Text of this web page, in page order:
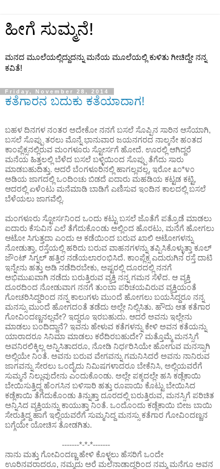
ಹೀಗೆ ಸುಮ್ಮನೆ!
ಮನದ ಮೂಲೆಯಲ್ಲಿದ್ದುದನ್ನು ಮನೆಯ ಮೂಲೆಯಲ್ಲಿ ಕುಳಿತು ಗೀಚಿದ್ದೇ ನನ್ನ
ಕವಿತೆ!
Friday, November 28, 2014
ಕತೆಗಾರನ ಬದುಕು ಕತೆಯಾದಾಗ!
ಬಹಳ ದಿನಗಳ ನಂತರ ಅದೇಕೋ ನನಗೆ ಬಸಲೆ ಸೊಪ್ಪಿನ ಸಾರಿನ ಆಸೆಯಾಗಿ,
ಬಸಲೆ ಸೊಪ್ಪು ತರಲು ಮೊನ್ನೆ ಭಾನುವಾರ ಜಯನಗರದ ನಾಲ್ಕನೇ ಹಂತದ
ಕಾಂಪ್ಲೆಕ್ಸನಲ್ಲಿರುವ ಮಂಗಳೂರು ಸ್ಟೋರ್ಸಗೆ ಹೋದೆ. ಊರಲ್ಲಿ ಆಗಿದ್ದರೆ
ಮನೆಯ ಹಿತ್ತಲಲ್ಲಿ ಬೆಳೆದ ಬಸಲೆ ಬಳ್ಳಿಯಿಂದ ಸೊಪ್ಪು ತೆಗೆದು ಸಾರು
ಮಾಡಬಹುದಿತ್ತು. ಆದರೆ ಬೆಂಗಳೂರಿನಲ್ಲಿ ಹಾಗಲ್ಲವಲ್ಲ, ಇರೋ ೩೦*೪೦
ಅಡಿಯ ಜಾಗದಲ್ಲಿ ಒಂದಿಂಚು ಬಿಡದೆ ಐದಾರು ಮಹಡಿಯ ಕಟ್ಟಡ ಕಟ್ಟಿ,
ಆದರಲ್ಲಿ ಏಳೆಂಟು ಮನೆಮಾಡಿ ಬಾಡಿಗೆ ಎಣಿಸುವ ಇಂದಿನ ಕಾಲದಲ್ಲಿ ಬಸಲೆ
ಬೆಳೆಯಲು ಜಾಗವೆಲ್ಲಿ.
ಮಂಗಳೂರು ಸ್ಟೋರ್ಸನಿಂದ ಒಂದು ಕಟ್ಟು ಬಸಲೆ ಜೊತೆಗೆ ಪತ್ರೊಡೆ ಮಾಡಲು
ಐದಾರು ಕೆಸುವಿನ ಎಲೆ ತೆಗೆದುಕೊಂಡು ಅಲ್ಲಿಂದ ಹೊರಟು, ಮನೆಗೆ ಹೋಗಲು
ಆಟೋ ಸಿಗುತ್ತದಾ ಎಂದು ಆ ಕಡೆಯಿಂದ ಬರುವ ಖಾಲಿ ಆಟೋಗಳನ್ನು
ನೋಡುತ್ತಾ, ರಸ್ತೆಯಲ್ಲಿ ಹರಿದು ಬರುವ ವಾಹನಗಳನ್ನು ತಪ್ಪಿಸಿಕೊಳ್ಳುತ್ತಾ ಕೂಲ್
ಜೌಂಟ್ ಸಿಗ್ನಲ್ ಹತ್ತಿರ ನಡೆಯಲಾರಂಭಿಸಿದೆ. ಕಾಂಪ್ಲೆಕ್ಸ ಎದುರುಗಿನ ರಸ್ತೆ ದಾಟಿ
ಇನ್ನೇನು ಹತ್ತು ಅಡಿ ನಡೆದಿರಬೇಕು, ಅಷ್ಟರಲ್ಲಿ ದೂರದಲ್ಲಿ ನನಗೆ
ಅಭಿಮುಖವಾಗಿ ನಡೆದು ಬರುತ್ತಿರುವ ವ್ಯಕ್ತಿ ನನ್ನ ಗಮನ ಸೆಳೆದ. ಆ ವ್ಯಕ್ತಿ
ದೂರದಿಂದ ನೋಡುವಾಗ ನನಗೆ ತುಂಬಾ ಪರಿಚಯವಿರುವ ವ್ಯಕ್ತಿಯಂತೆ
ಗೋಚರಿಸಿದ್ದರಿಂದ ನನ್ನ ಕಾಲುಗಳು ಮುಂದೆ ಹೋಗಲು ಬಯಸಿದ್ದರೂ ನನ್ನ
ಮನಸ್ಸು ಮುಂದೆ ಹೋಗದಂತೆ ತಡೆದು ಅಲ್ಲೇ ನಿಲ್ಲಿಸಿತು. ಹೌದು ಆತ ಕತೆಗಾರ
ಗೋವಿಂದಣ್ಣನಲ್ಲವೇ? ಇದ್ದರೂ ಇರಬಹುದು. ಆದರೆ ಅವನು ಇಲ್ಲೇನು
ಮಾಡಲು ಬಂದಿದ್ದಾನೆ? ಇವನು ಹೇಳುವ ಕತೆಗಳನ್ನು ಕೇಳಿ ಅವನ ಕತೆಯನ್ನು
ಯಾರಾದರೂ ಸಿನಿಮಾ ಮಾಡಲು ಕರೆದಿರಬಹುದೇ? ಮತ್ತೊಮ್ಮೆ ಮನಸ್ಸಿಗೆ
ಅವನಿರಲಿಕ್ಕಿಲ್ಲ ಅನ್ನಿಸಿತಾದರೂ, ನೋಡಿ ನಿರ್ಧರಿಸಿಯೇ ಹೋಗುವ ಮನಸ್ಸಾಗಿ
ಅಲ್ಲಿಯೇ ನಿಂತೆ. ಅವನು ಬರುವ ವೇಗವನ್ನು ಗಮನಿಸಿದರೆ ಅವನು ನಾನಿರುವ
ಜಾಗವನ್ನು ಸೇರಲು ಒಂದೈದು ನಿಮಿಷಗಳಾದರೂ ಬೇಕೆನಿಸಿ, ಅಲ್ಲಿಯವರೆಗೆ
ಸುಮ್ಮನೆ ನಿಲ್ಲುವುದೇನು ಎಂದುಕೊಂಡು. ಅಲ್ಲೇ ಪಕ್ಕದಲ್ಲೇ ಹಸಿ ಕಡ್ಲೆಕಾಯಿ
ಬೇಯಿಸುತ್ತಿದ್ದ ಹೆಂಗಸಿನ ಬಳಿಸಾರಿ ಹತ್ತು ರೂಪಾಯಿ ಕೊಟ್ಟು ಬೇಯಿಸಿದ
ಕಡ್ಲೆಕಾಯಿ ತೆಗೆದುಕೊಂಡು ತಿನ್ನುತ್ತಾ ದೂರದಲ್ಲಿ ಬರುತ್ತಿರುವ, ಮನಸ್ಸಿಗೆ ಪರಿಚಿತ
ಅನ್ನಿಸಿದ ವ್ಯಕ್ತಿಯನ್ನು ಕಾಯುತ್ತಾ ನಿಂತೆ. ಒಂದೊಂದು ಕಡ್ಲೆಕಾಯಿ ಬೀಜ ಬಾಯಿ
ಸೇರುತ್ತಿದ್ದ ಹಾಗೆ ಇಲ್ಲಿಯವರೆಗೆ ಸುಮ್ಮನಿದ್ದ ಮನಸ್ಸು ಕತೆಗಾರ ಗೋವಿಂದಣ್ಣನ
ಬಗ್ಗೆಯೇ ಯೋಚಿಸ ತೋಡಗಿತು.
-------*-*-*-------
ನಾನು ಮತ್ತು ಗೋವಿಂದಣ್ಣ ಹೇಳಿ ಕೊಳ್ಳಲು ಹೆಸರಿಗೆ ಒಂದೇ
ಊರಿನವರಾದರೂ, ನಮ್ಮದು ಅರೆ ಮಲೆನಾಡಾದ್ದರಿಂದ ನಮ್ಮ ಮನೆಗೂ ಅವನ